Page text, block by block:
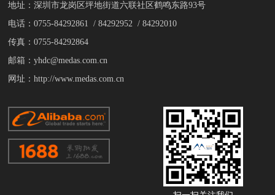
地址：深圳市龙岗区坪地街道六联社区鹤鸣东路93号
电话：0755-84292861 / 84292952 / 84292010
传真：0755-84292864
邮箱：yhdc@medas.com.cn
网址：http://www.medas.com.cn